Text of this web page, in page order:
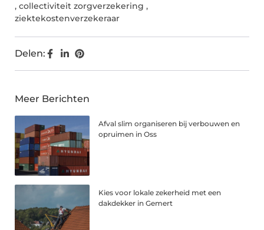
, collectiviteit zorgverzekering ,
ziektekostenverzekeraar
Delen:
Meer Berichten
Afval slim organiseren bij verbouwen en
opruimen in Oss
Kies voor lokale zekerheid met een
dakdekker in Gemert